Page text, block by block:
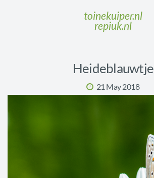
toinekuiper.nl
repiuk.nl
Heideblauwtje
21 May 2018